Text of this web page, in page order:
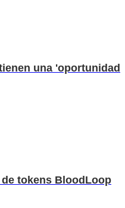
una 'oportunidad
tokens BloodLoop